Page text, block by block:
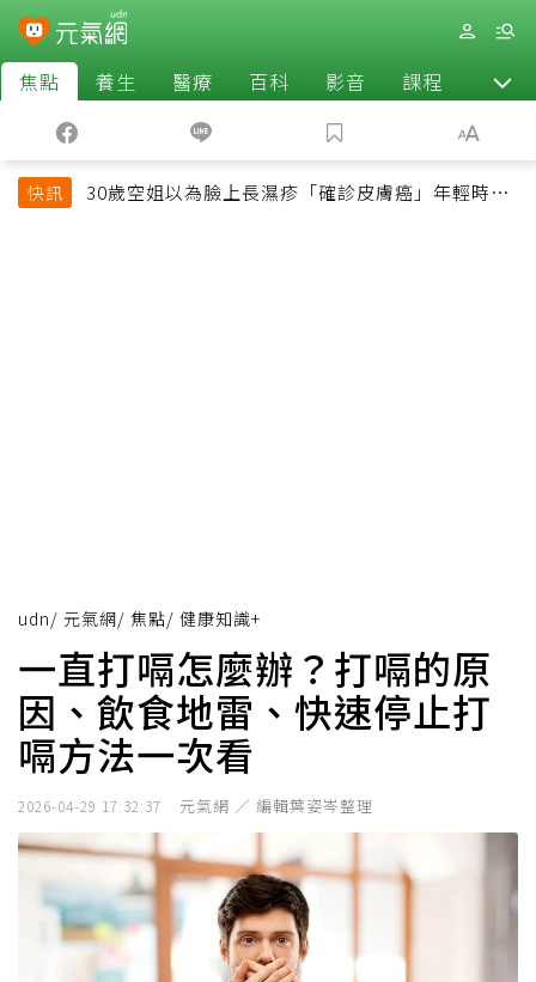
焦點 養生 醫療 百科 影音 課程 退休
快訊
30歲空姐以為臉上長濕疹「確診皮膚癌」年輕時一
udn/ 元氣網/ 焦點/ 健康知識+
一直打嗝怎麼辦？打嗝的原
因、飲食地雷、快速停止打
嗝方法一次看
2026-04-29 17:32:37 元氣網 ／ 編輯葉姿岑整理